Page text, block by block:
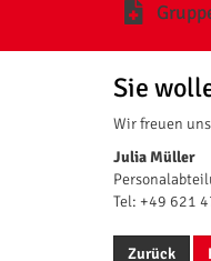
Sie
Wir freuen
Julia Müller
Tel: +49 621
Zurück